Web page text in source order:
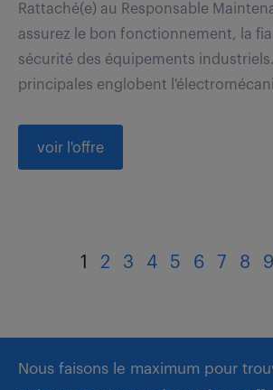
Rattaché(e) au Responsable
assurez le bon fonctionnement, la
sécurité des équipements
principales englobent
voir l'offre
1 2 3 4 5 6 7 8 9
Nous faisons le maximum pour